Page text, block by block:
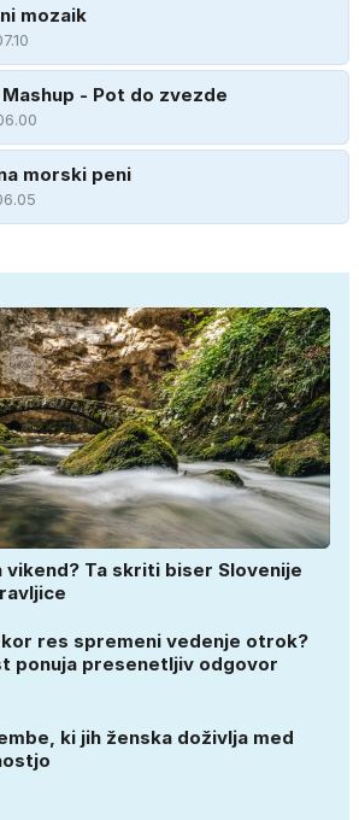
mozaik
- Pot do zvezde
morski peni
vikend? Ta skriti biser Slovenije
res spremeni vedenje otrok?
ponuja presenetljiv odgovor
ki jih ženska doživlja med